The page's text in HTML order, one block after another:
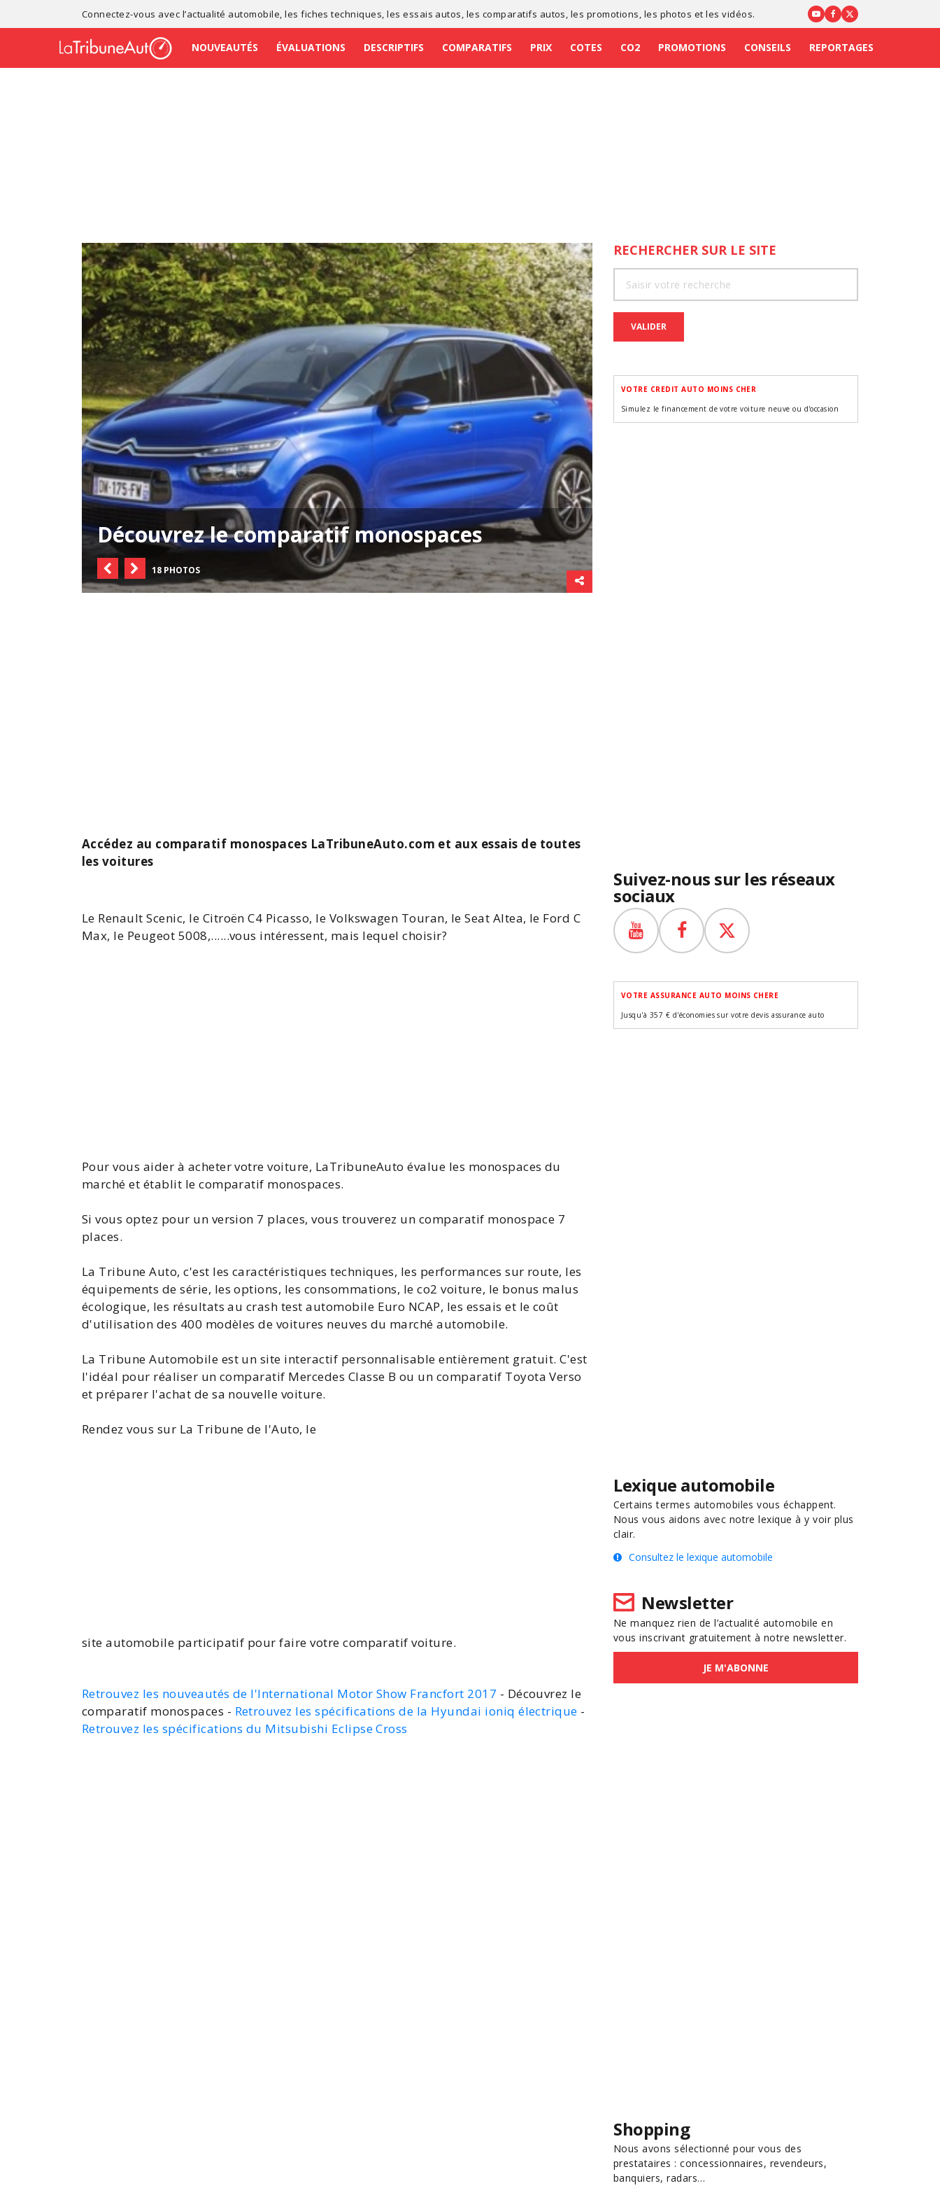
Connectez-vous avec l’actualité automobile , lesfiches techniques , lesessais autos , les comparatifs autos , les promotions , les photos et les vidéos.
NOUVEAUTÉS ÉVALUATIONS DESCRIPTIFS COMPARATIFS PRIX COTES CO2 PROMOTIONS CONSEILS REPORTAGES
Découvrez le comparatif monospaces
18 PHOTOS
Accédez au comparatif monospaces LaTribuneAuto.com et aux essais de toutes
les voitures
Le Renault Scenic, le Citroën C4 Picasso, le Volkswagen Touran, leSeat Altea, le Ford C
Max, le Peugeot 5008,......vous intéressent, mais lequel choisir?
Pour vous aider à acheter votre voiture, LaTribuneAuto évalue les monospaces du
marché et établit le comparatif monospaces.
Si vous optez pour un version 7 places, vous trouverez un comparatif monospace 7
places.
La Tribune Auto, c'est les caractéristiques techniques, les performances sur route, les
équipements de série, les options, les consommations, leco2 voiture, le bonus malus
écologique, les résultats au crash test automobile Euro NCAP, les essais et le coût
d'utilisation des 400 modèles de voitures neuves du marché automobile.
La Tribune Automobile est un site interactif personnalisable entièrement gratuit. C'est
l'idéal pour réaliser un comparatif Mercedes Classe B ou un comparatif Toyota Verso
et préparer l'achat de sa nouvelle voiture.
Rendez vous sur La Tribune de l'Auto, le
site automobile participatif pour faire votrecomparatif voiture.
Retrouvez les nouveautés de l'International Motor Show Francfort 2017 - Découvrez le
comparatif monospaces - Retrouvez les spécifications de la Hyundai ioniq électrique -
Retrouvez les spécifications du Mitsubishi Eclipse Cross
RECHERCHER SUR LE SITE
VALIDER
VOTRE CREDIT AUTO MOINS CHER
Simulez le financement de votre voiture neuve ou d'occasion
Suivez-nous sur les réseaux
sociaux
VOTRE ASSURANCE AUTO MOINS CHERE
Jusqu'à 357 € d'économies sur votre devis assurance auto
Lexique automobile
Certains termes automobiles vous échappent.
Nous vous aidons avec notre lexique à y voir plus
clair.
Consultez le lexique automobile
Newsletter
Ne manquez rien de l’actualité automobile en
vous inscrivant gratuitement à notre newsletter.
JE M'ABONNE
Shopping
Nous avons sélectionné pour vous des
prestataires : concessionnaires, revendeurs,
banquiers, radars…